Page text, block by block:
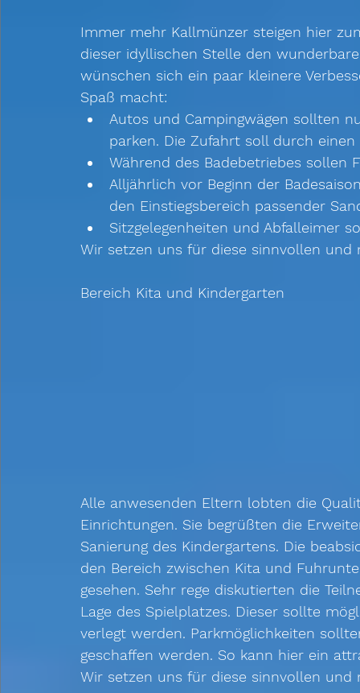
Immer mehr Kallmünzer steigen hier
dieser idyllischen Stelle den
wünschen sich ein paar kleinere
Spaß macht:
Autos und Campingwägen sollten
parken. Die Zufahrt soll durch
Während des Badebetriebes sollen
Alljährlich vor Beginn der
den Einstiegsbereich passender
Sitzgelegenheiten und Abfalleimer
Wir setzen uns für diese sinnvollen und
Bereich Kita und Kindergarten
Alle anwesenden Eltern lobten die
Einrichtungen. Sie begrüßten die
Sanierung des Kindergartens. Die
den Bereich zwischen Kita und
gesehen. Sehr rege diskutierten die
Lage des Spielplatzes. Dieser sollte
verlegt werden. Parkmöglichkeiten
geschaffen werden. So kann hier ein
Wir setzen uns für diese sinnvollen und